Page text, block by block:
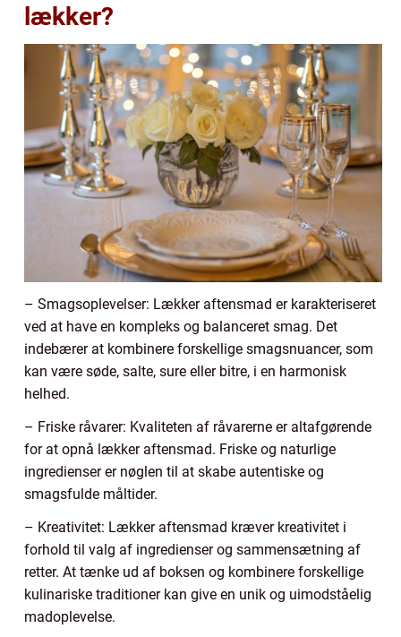
lækker?
– Smagsoplevelser: Lækker aftensmad er karakteriseret
ved at have en kompleks og balanceret smag. Det
indebærer at kombinere forskellige smagsnuancer, som
kan være søde, salte, sure eller bitre, i en harmonisk
helhed.
– Friske råvarer: Kvaliteten af råvarerne er altafgørende
for at opnå lækker aftensmad. Friske og naturlige
ingredienser er nøglen til at skabe autentiske og
smagsfulde måltider.
– Kreativitet: Lækker aftensmad kræver kreativitet i
forhold til valg af ingredienser og sammensætning af
retter. At tænke ud af boksen og kombinere forskellige
kulinariske traditioner kan give en unik og uimodståelig
madoplevelse.